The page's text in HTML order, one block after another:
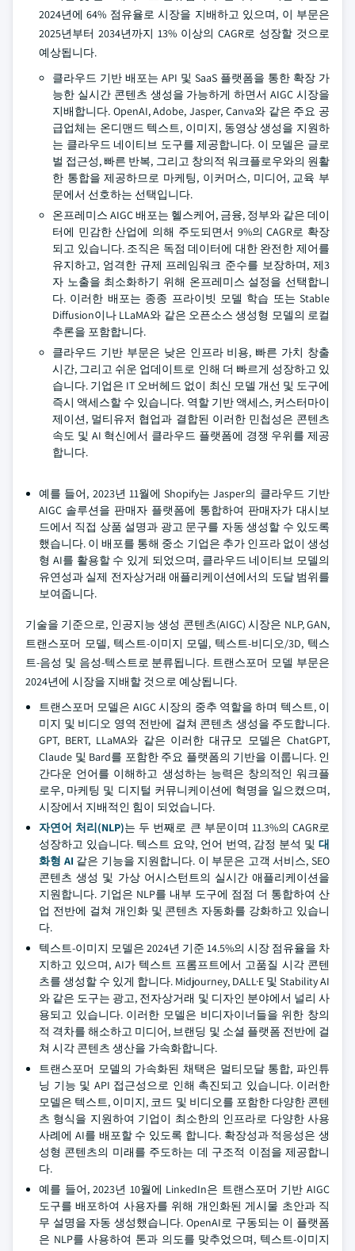
2024년에 64% 점유율로 시장을 지배하고 있으며, 이 부문은
2025년부터 2034년까지 13% 이상의 CAGR로 성장할 것으로
예상됩니다.
클라우드 기반 배포는 API 및 SaaS 플랫폼을 통한 확장 가
능한 실시간 콘텐츠 생성을 가능하게 하면서 AIGC 시장을
지배합니다. OpenAI, Adobe, Jasper, Canva와 같은 주요 공
급업체는 온디맨드 텍스트, 이미지, 동영상 생성을 지원하
는 클라우드 네이티브 도구를 제공합니다. 이 모델은 글로
벌 접근성, 빠른 반복, 그리고 창의적 워크플로우와의 원활
한 통합을 제공하므로 마케팅, 이커머스, 미디어, 교육 부
문에서 선호하는 선택입니다.
온프레미스 AIGC 배포는 헬스케어, 금융, 정부와 같은 데이
터에 민감한 산업에 의해 주도되면서 9%의 CAGR로 확장
되고 있습니다. 조직은 독점 데이터에 대한 완전한 제어를
유지하고, 엄격한 규제 프레임워크 준수를 보장하며, 제3
자 노출을 최소화하기 위해 온프레미스 설정을 선택합니
다. 이러한 배포는 종종 프라이빗 모델 학습 또는 Stable
Diffusion이나 LLaMA와 같은 오픈소스 생성형 모델의 로컬
추론을 포함합니다.
클라우드 기반 부문은 낮은 인프라 비용, 빠른 가치 창출
시간, 그리고 쉬운 업데이트로 인해 더 빠르게 성장하고 있
습니다. 기업은 IT 오버헤드 없이 최신 모델 개선 및 도구에
즉시 액세스할 수 있습니다. 역할 기반 액세스, 커스터마이
제이션, 멀티유저 협업과 결합된 이러한 민첩성은 콘텐츠
속도 및 AI 혁신에서 클라우드 플랫폼에 경쟁 우위를 제공
합니다.
예를 들어, 2023년 11월에 Shopify는 Jasper의 클라우드 기반
AIGC 솔루션을 판매자 플랫폼에 통합하여 판매자가 대시보
드에서 직접 상품 설명과 광고 문구를 자동 생성할 수 있도록
했습니다. 이 배포를 통해 중소 기업은 추가 인프라 없이 생성
형 AI를 활용할 수 있게 되었으며, 클라우드 네이티브 모델의
유연성과 실제 전자상거래 애플리케이션에서의 도달 범위를
보여줍니다.
기술을 기준으로, 인공지능 생성 콘텐츠(AIGC) 시장은 NLP, GAN,
트랜스포머 모델, 텍스트-이미지 모델, 텍스트-비디오/3D, 텍스
트-음성 및 음성-텍스트로 분류됩니다. 트랜스포머 모델 부문은
2024년에 시장을 지배할 것으로 예상됩니다.
트랜스포머 모델은 AIGC 시장의 중추 역할을 하며 텍스트, 이
미지 및 비디오 영역 전반에 걸쳐 콘텐츠 생성을 주도합니다.
GPT, BERT, LLaMA와 같은 이러한 대규모 모델은 ChatGPT,
Claude 및 Bard를 포함한 주요 플랫폼의 기반을 이룹니다. 인
간다운 언어를 이해하고 생성하는 능력은 창의적인 워크플
로우, 마케팅 및 디지털 커뮤니케이션에 혁명을 일으켰으며,
시장에서 지배적인 힘이 되었습니다.
자연어 처리(NLP)는 두 번째로 큰 부문이며 11.3%의 CAGR로
성장하고 있습니다. 텍스트 요약, 언어 번역, 감정 분석 및 대
화형 AI 같은 기능을 지원합니다. 이 부문은 고객 서비스, SEO
콘텐츠 생성 및 가상 어시스턴트의 실시간 애플리케이션을
지원합니다. 기업은 NLP를 내부 도구에 점점 더 통합하여 산
업 전반에 걸쳐 개인화 및 콘텐츠 자동화를 강화하고 있습니
다.
텍스트-이미지 모델은 2024년 기준 14.5%의 시장 점유율을 차
지하고 있으며, AI가 텍스트 프롬프트에서 고품질 시각 콘텐
츠를 생성할 수 있게 합니다. Midjourney, DALL·E 및 Stability AI
와 같은 도구는 광고, 전자상거래 및 디자인 분야에서 널리 사
용되고 있습니다. 이러한 모델은 비디자이너들을 위한 창의
적 격차를 해소하고 미디어, 브랜딩 및 소셜 플랫폼 전반에 걸
쳐 시각 콘텐츠 생산을 가속화합니다.
트랜스포머 모델의 가속화된 채택은 멀티모달 통합, 파인튜
닝 기능 및 API 접근성으로 인해 촉진되고 있습니다. 이러한
모델은 텍스트, 이미지, 코드 및 비디오를 포함한 다양한 콘텐
츠 형식을 지원하여 기업이 최소한의 인프라로 다양한 사용
사례에 AI를 배포할 수 있도록 합니다. 확장성과 적응성은 생
성형 콘텐츠의 미래를 주도하는 데 구조적 이점을 제공합니
다.
예를 들어, 2023년 10월에 LinkedIn은 트랜스포머 기반 AIGC
도구를 배포하여 사용자를 위해 개인화된 게시물 초안과 직
무 설명을 자동 생성했습니다. OpenAI로 구동되는 이 플랫폼
은 NLP를 사용하여 톤과 의도를 맞추었으며, 텍스트-이미지